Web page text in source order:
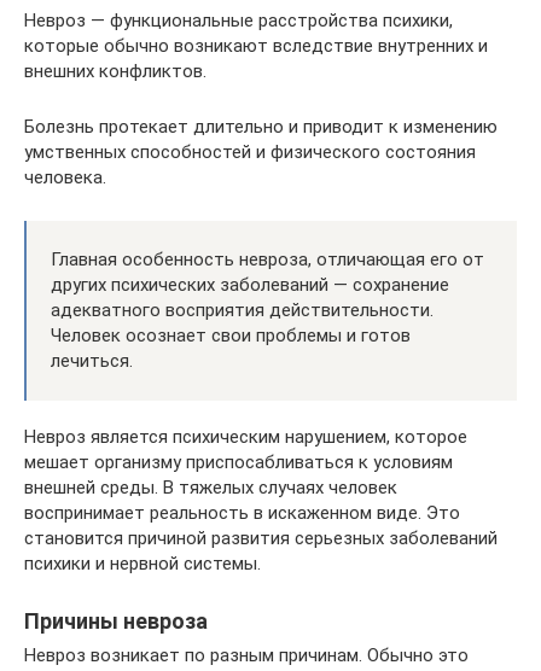
Невроз — функциональные расстройства психики,
которые обычно возникают вследствие внутренних и
внешних конфликтов.
Болезнь протекает длительно и приводит к изменению
умственных способностей и физического состояния
человека.
Главная особенность невроза, отличающая его от
других психических заболеваний — сохранение
адекватного восприятия действительности.
Человек осознает свои проблемы и готов
лечиться.
Невроз является психическим нарушением, которое
мешает организму приспосабливаться к условиям
внешней среды. В тяжелых случаях человек
воспринимает реальность в искаженном виде. Это
становится причиной развития серьезных заболеваний
психики и нервной системы.
Причины невроза
Невроз возникает по разным причинам. Обычно это